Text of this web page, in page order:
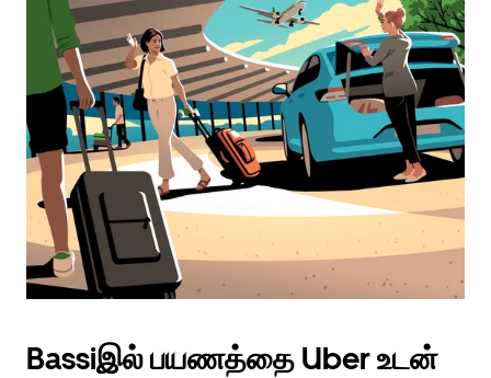
Bassiஇல் பயணத்தை Uber உடன்